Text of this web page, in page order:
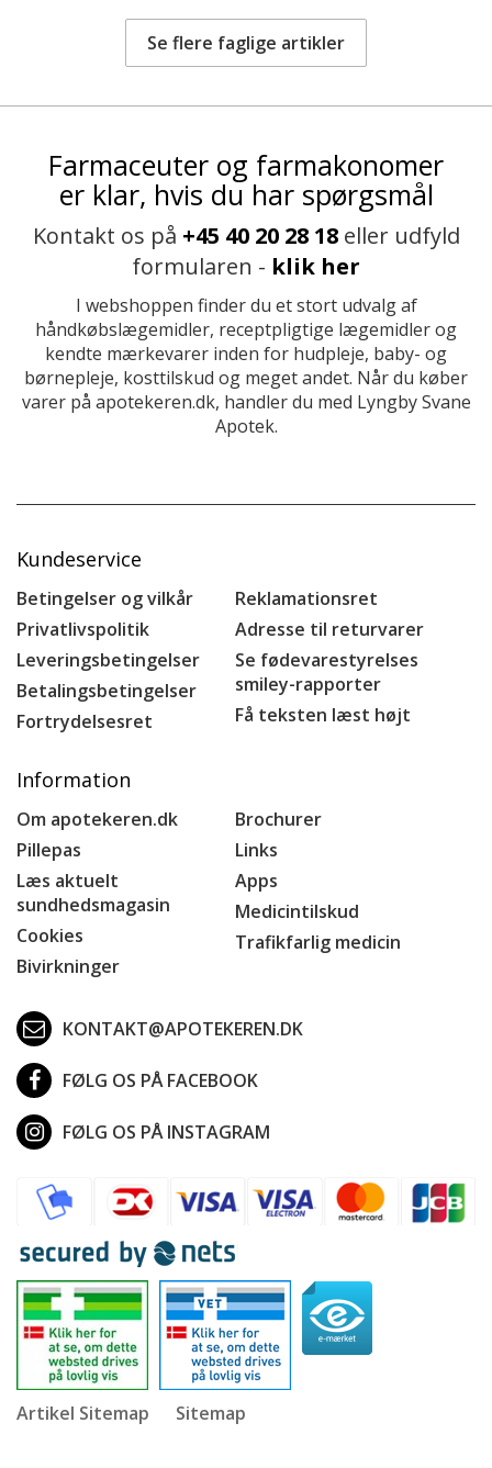
Se flere faglige artikler
Farmaceuter og farmakonomer
er klar, hvis du har spørgsmål
Kontakt os på +45 40 20 28 18eller udfyld
formularen - klik her
I webshoppen finder du et stort udvalg af
håndkøbslægemidler, receptpligtige lægemidler og
kendte mærkevarer inden for hudpleje, baby- og
børnepleje, kosttilskud og meget andet. Når du køber
varer på apotekeren.dk, handler du med Lyngby Svane
Apotek.
Kundeservice
Betingelser og vilkår
Privatlivspolitik
Leveringsbetingelser
Betalingsbetingelser
Fortrydelsesret
Reklamationsret
Adresse til returvarer
Se fødevarestyrelses
smiley-rapporter
Få teksten læst højt
Information
Om apotekeren.dk
Pillepas
Læs aktuelt
sundhedsmagasin
Cookies
Bivirkninger
Brochurer
Links
Apps
Medicintilskud
Trafikfarlig medicin
KONTAKT@APOTEKEREN.DK
FØLG OS PÅ FACEBOOK
FØLG OS PÅ INSTAGRAM
Artikel Sitemap Sitemap